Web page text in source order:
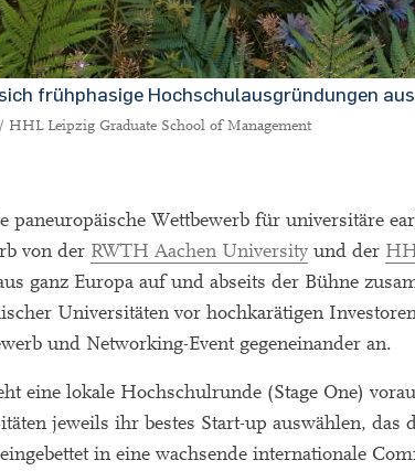
frühphasige Hochschulausgründungen
Leipzig Graduate School of Management
paneuropäische Wettbewerb für universitäre
von der RWTH Aachen University und der
ganz Europa auf und abseits der Bühne
Universitäten vor hochkarätigen
und Networking-Event gegeneinander an.
eine lokale Hochschulrunde (Stage One)
jeweils ihr bestes Start-up auswählen, das
in eine wachsende internationale